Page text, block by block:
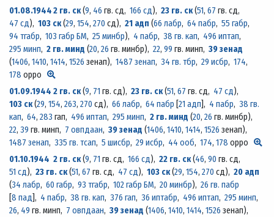
01.08.19442 гв. ск(9, 46 гв. сд,166 сд),23 гв. ск(51,67 гв. сд,
47 сд), 103 ск(29, 154, 270 сд), 21 адп (66 лабр, 64 пабр, 55 габр,
94 тгабр, 103 габр БМ, 25 минбр), 4 пабр, 38 гв. кап, 496 иптап,
295 минп, 2 гв. минд (20, 26 гв. минбр), 22, 99 гв. минп, 39 зенад
(1406, 1410, 1414, 1526 зенап), 1487 зенап, 34 гв. тбр, 29 исбр, 174,
178 орро
01.09.1944 2 гв. ск(9, 71 гв. сд),23 гв. ск(51,67 гв. сд, 47 сд),
103 ск(29, 154, 263, 270 сд), 66 лабр, 64 пабр 21 адп ], 4 пабр, 38 гв.
кап, 64, 283 гап, 496 иптап, 295 минп, 2 гв. минд (20, 26 гв. минбр),
22, 39 гв. минп, 7 овпдаан, 39 зенад (1406, 1410, 1414, 1526 зенап),
1487 зенап, 335 гв. тсап, 5 шисбр, 29 исбр, 44 ооб, 174, 178 орро
01.10.1944 2 гв. ск(9, 71 гв. сд,166 сд),22 гв. ск(46,90 гв. сд,
51 сд), 23 гв. ск(51, 67 гв. сд, 47 сд), 103 ск(29, 154, 270 сд), 20 адп
(34 лабр, 60 габр, 93 тгабр, 102 габр БМ, 20 минбр), 26 гв. пабр
8 пад ], 4 пабр, 38 гв. кап, 376 гап, 36 иптабр, 496 иптап, 295 минп,
26, 49 гв. минп, 7 овпдаан, 39 зенад (1406, 1410, 1414, 1526 зенап),